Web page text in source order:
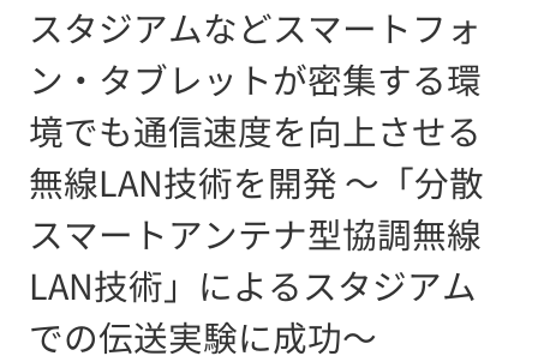
スタジアムなどスマートフォ
ン・タブレットが密集する環
境でも通信速度を向上させる
無線LAN技術を開発 ～「分散
スマートアンテナ型協調無線
LAN技術」によるスタジアム
での伝送実験に成功～